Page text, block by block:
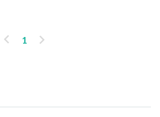
들의 미소와 격려말씀에 기운이 절
습니다...ㅎ ​ 똑바로 일할 도의원, 끝
이
1
다